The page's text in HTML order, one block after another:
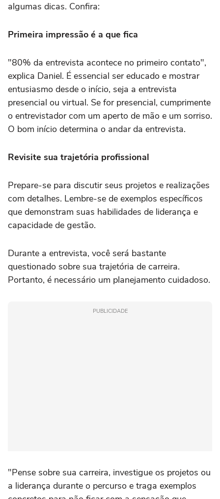
algumas dicas. Confira:
Primeira impressão é a que fica
"80% da entrevista acontece no primeiro contato",
explica Daniel. É essencial ser educado e mostrar
entusiasmo desde o início, seja a entrevista
presencial ou virtual. Se for presencial, cumprimente
o entrevistador com um aperto de mão e um sorriso.
O bom início determina o andar da entrevista.
Revisite sua trajetória profissional
Prepare-se para discutir seus projetos e realizações
com detalhes. Lembre-se de exemplos específicos
que demonstram suas habilidades de liderança e
capacidade de gestão.
Durante a entrevista, você será bastante
questionado sobre sua trajetória de carreira.
Portanto, é necessário um planejamento cuidadoso.
PUBLICIDADE
"Pense sobre sua carreira, investigue os projetos ou
a liderança durante o percurso e traga exemplos